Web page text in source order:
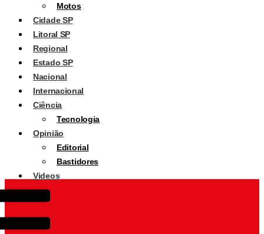
Motos
Cidade SP
Litoral SP
Regional
Estado SP
Nacional
Internacional
Ciência
Tecnologia
Opinião
Editorial
Bastidores
Videos